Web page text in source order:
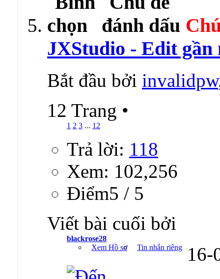
JXStudio - Edit
Bắt đầu bởi invalidpw
12 Trang •
1 2 3 ... 12
Trả lời: 118
Xem: 102,256
Ðiểm5 / 5
Viết bài cuối bởi
blackrose28
Xem Hồ sơ
Tin nhắn riêng